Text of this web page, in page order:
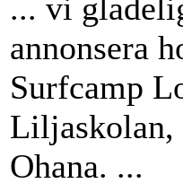
... vi
annonsera
Surfcamp
Liljaskolan,
Ohana. ...